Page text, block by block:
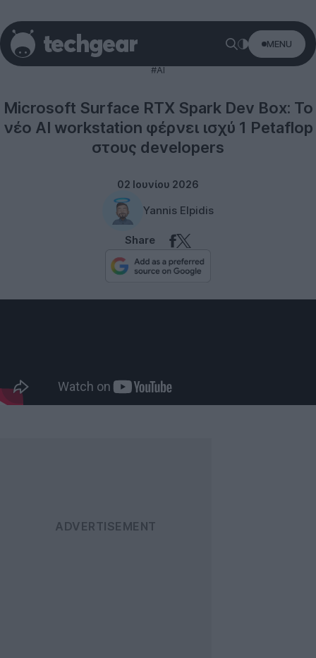
MENU
#AI
Microsoft Surface RTX Spark Dev Box: Το
νέο AI workstation φέρνει ισχύ 1 Petaflop
στους developers
02 Ιουνίου 2026
Yannis Elpidis
Share